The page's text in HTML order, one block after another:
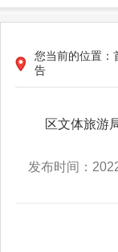
您当前的位置：
告
区文体旅游
发布时间：